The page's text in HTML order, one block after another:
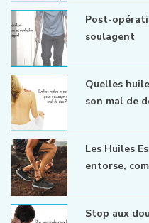
Post-
soulagent
Quelles
son mal de
Les Huiles
entorse,
Stop aux